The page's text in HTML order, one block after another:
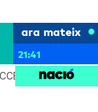
ara mateix
21:41